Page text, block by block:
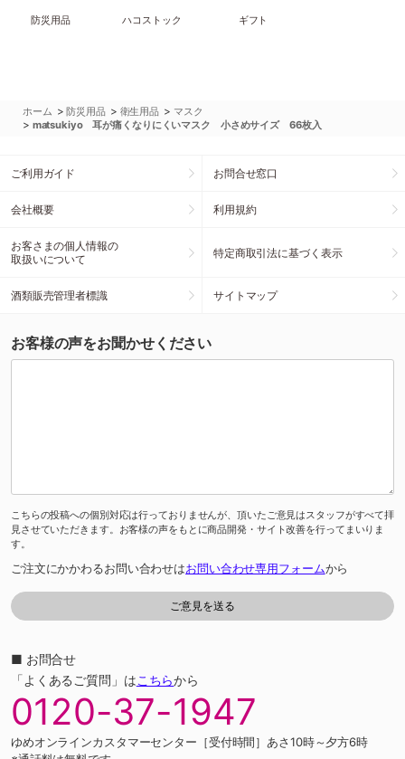
防災用品 ハコストック ギフト
ホーム >防災用品 > 衛生用品 > マスク
> matsukiyo 耳が痛くなりにくいマスク 小さめサイズ 66枚入
ご利用ガイド お問合せ窓口
会社概要 利用規約
お客さまの個人情報の
取扱いについて
特定商取引法に基づく表示
酒類販売管理者標識 サイトマップ
お客様の声をお聞かせください
こちらの投稿への個別対応は行っておりませんが、頂いたご意見はスタッフがすべて拝
見させていただきます。お客様の声をもとに商品開発・サイト改善を行ってまいりま
す。
ご注文にかかわるお問い合わせはお問い合わせ専用フォームから
■ お問合せ
「よくあるご質問」はこちらから
0120-37-1947
ゆめオンラインカスタマーセンター［受付時間］あさ10時～夕方6時